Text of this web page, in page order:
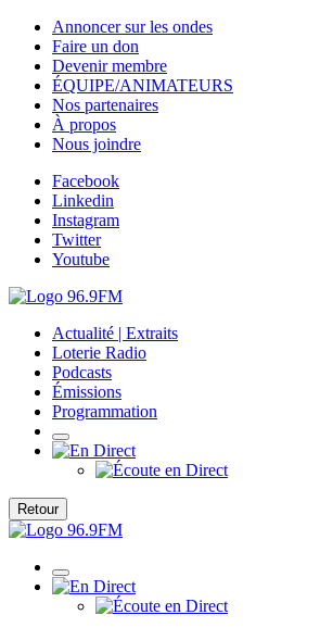
Annoncer sur les ondes
Faire un don
Devenir membre
ÉQUIPE/ANIMATEURS
Nos partenaires
À propos
Nous joindre
Facebook
Linkedin
Instagram
Twitter
Youtube
Actualité | Extraits
Loterie Radio
Podcasts
Émissions
Programmation
Retour